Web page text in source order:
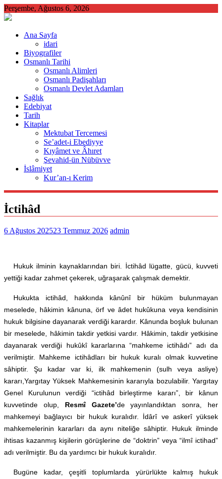
Skip
to
Perşembe, Ağustos 6, 2026
Ana Sayfa
idari
Biyografiler
Osmanlı Tarihi
Osmanlı Alimleri
Osmanlı Padişahları
Osmanlı Devlet Adamları
Sağlık
Edebiyat
Tarih
Kitaplar
Mektubat Tercemesi
Se’adet-i Ebediyye
Kıyâmet ve Âhıret
Şevahid-ün Nübüvve
İslâmiyet
Kur’an-ı Kerim
İctihâd
6 Ağustos 202523 Temmuz 2026 admin
Hukuk ilminin kaynaklarından biri. İctihâd lügatte, gücü, kuvveti
yettiği kadar zahmet çekerek, uğraşarak çalışmak demektir.
Hukukta ictihâd, hakkında kânûnî bir hüküm bulunmayan
meselede, hâkimin kânuna, örf ve âdet hukûkuna veya kendisinin
hukuk bilgisine dayanarak verdiği karardır. Kânunda boşluk bulunan
bir meselede, hâkimin takdir yetkisi vardır. Hâkimin, takdir yetkisine
dayanarak verdiği hukûkî kararlarına “mahkeme ictihâdı” adı da
verilmiştir. Mahkeme ictihâdları bir hukuk kuralı olmak kuvvetine
sâhiptir. Şu kadar var ki, ilk mahkemenin (sulh veya asliye)
kararı,Yargıtay Yüksek Mahkemesinin kararıyla bozulabilir. Yargıtay
Genel Kurulunun verdiği “ictihâd birleştirme kararı”, bir kânun
kuvvetinde olup, Resmî Gazete’de yayınlandıktan sonra, her
mahkemeyi bağlayıcı bir hukuk kuralıdır. İdârî ve askerî yüksek
mahkemelerinin kararları da aynı niteliğe sâhiptir. Hukuk ilminde
ihtisas kazanmış kişilerin görüşlerine de “doktrin” veya “ilmî ictihad”
adı verilmiştir. Bu da yardımcı bir hukuk kuralıdır.
Bugüne kadar, çeşitli toplumlarda yürürlükte kalmış hukuk